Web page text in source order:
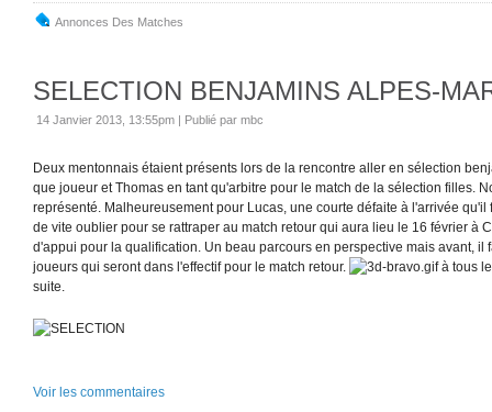
Annonces Des Matches
SELECTION BENJAMINS ALPES-
14 Janvier 2013, 13:55pm | Publié par mbc
Deux mentonnais étaient présents lors de la rencontre aller en sélection
que joueur et Thomas en tant qu'arbitre pour le match de la sélection filles.
représenté. Malheureusement pour Lucas, une courte défaite à l'arrivée
de vite oublier pour se rattraper au match retour qui aura lieu le 16 février à
d'appui pour la qualification. Un beau parcours en perspective mais avant, il
joueurs qui seront dans l'effectif pour le match retour.
à tous
suite.
Voir les commentaires